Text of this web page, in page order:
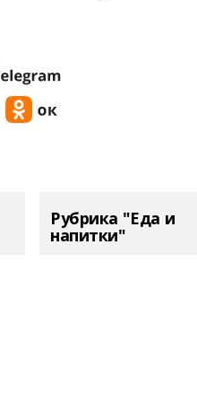
Рубрика "Еда и
напитки"